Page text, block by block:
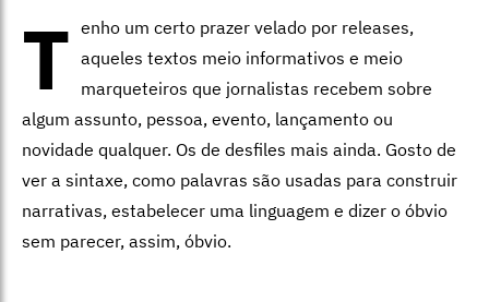
T enho um certo prazer velado por releases,
aqueles textos meio informativos e meio
marqueteiros que jornalistas recebem sobre
algum assunto, pessoa, evento, lançamento ou
novidade qualquer. Os de desfiles mais ainda. Gosto de
ver a sintaxe, como palavras são usadas para construir
narrativas, estabelecer uma linguagem e dizer o óbvio
sem parecer, assim, óbvio.